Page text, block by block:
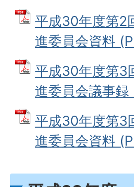
平成30年度第2
進委員会資料
平成30年度第3
進委員会議事
平成30年度第3
進委員会資料